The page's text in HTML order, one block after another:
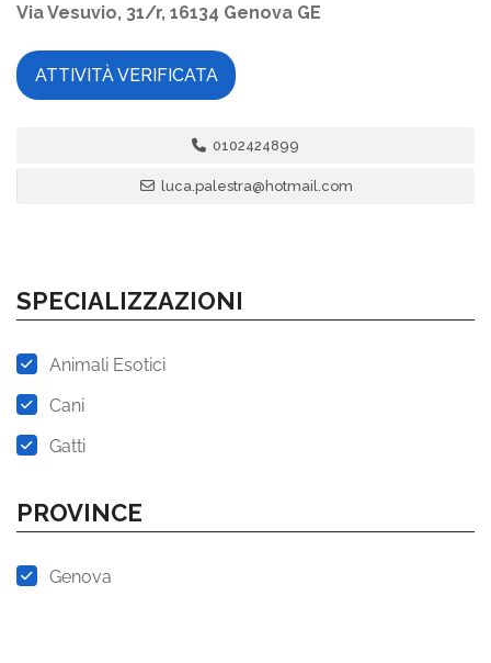
Via Vesuvio, 31/r, 16134 Genova GE
ATTIVITÀ VERIFICATA
0102424899
luca.palestra@hotmail.com
SPECIALIZZAZIONI
Animali Esotici
Cani
Gatti
PROVINCE
Genova